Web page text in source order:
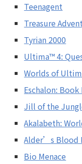
Teenagent
Treasure
Tyrian 2000
Ultima™ 4:
Worlds of
Eschalon: Book
Jill of the
Akalabeth:
Alder’s Blood
Bio Menace